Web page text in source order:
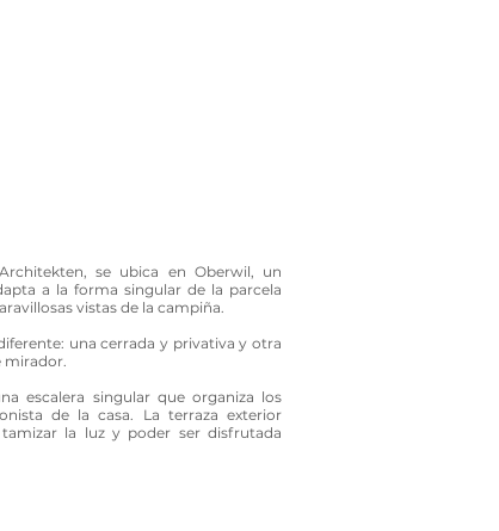
se ubica en Oberwil, un
a la forma singular de la parcela
vistas de la campiña.
una cerrada y privativa y otra
mirador.
escalera singular que organiza los
de la casa. La terraza exterior
la luz y poder ser disfrutada